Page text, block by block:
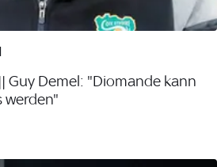
Guy Demel: "Diomande kann
werden"